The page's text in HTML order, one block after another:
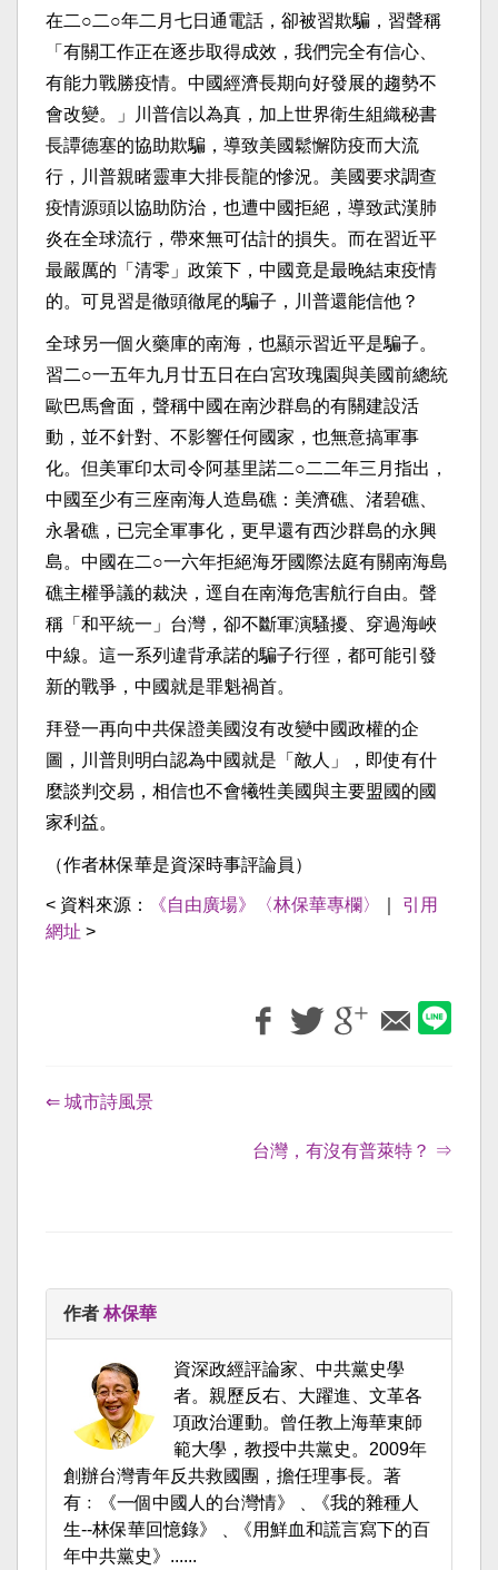
在二○二○年二月七日通電話，卻被習欺騙，習聲稱
「有關工作正在逐步取得成效，我們完全有信心、
有能力戰勝疫情。中國經濟長期向好發展的趨勢不
會改變。」川普信以為真，加上世界衛生組織秘書
長譚德塞的協助欺騙，導致美國鬆懈防疫而大流
行，川普親睹靈車大排長龍的慘況。美國要求調查
疫情源頭以協助防治，也遭中國拒絕，導致武漢肺
炎在全球流行，帶來無可估計的損失。而在習近平
最嚴厲的「清零」政策下，中國竟是最晚結束疫情
的。可見習是徹頭徹尾的騙子，川普還能信他？
全球另一個火藥庫的南海，也顯示習近平是騙子。
習二○一五年九月廿五日在白宮玫瑰園與美國前總統
歐巴馬會面，聲稱中國在南沙群島的有關建設活
動，並不針對、不影響任何國家，也無意搞軍事
化。但美軍印太司令阿基里諾二○二二年三月指出，
中國至少有三座南海人造島礁：美濟礁、渚碧礁、
永暑礁，已完全軍事化，更早還有西沙群島的永興
島。中國在二○一六年拒絕海牙國際法庭有關南海島
礁主權爭議的裁決，逕自在南海危害航行自由。聲
稱「和平統一」台灣，卻不斷軍演騷擾、穿過海峽
中線。這一系列違背承諾的騙子行徑，都可能引發
新的戰爭，中國就是罪魁禍首。
拜登一再向中共保證美國沒有改變中國政權的企
圖，川普則明白認為中國就是「敵人」，即使有什
麼談判交易，相信也不會犧牲美國與主要盟國的國
家利益。
（作者林保華是資深時事評論員）
< 資料來源： 《自由廣場》〈林保華專欄〉
引用
網址 >
⇐ 城市詩風景
台灣，有沒有普萊特？ ⇒
作者 林保華
資深政經評論家、中共黨史學
者。親歷反右、大躍進、文革各
項政治運動。曾任教上海華東師
範大學，教授中共黨史。2009年
創辦台灣青年反共救國團，擔任理事長。著
有﹕《一個中國人的台灣情》﹑《我的雜種人
生--林保華回憶錄》﹑《用鮮血和謊言寫下的百
年中共黨史》......